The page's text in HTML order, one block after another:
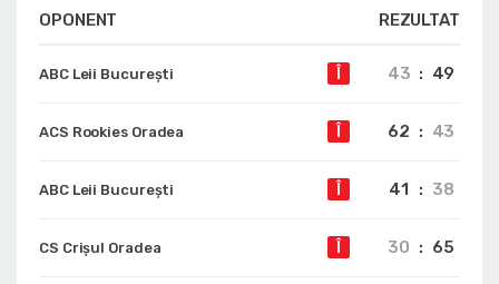
OPONENT REZULTAT
ABC Leii București 43 : 49
ACS Rookies Oradea 62 : 43
ABC Leii București 41 : 38
CS Crișul Oradea 30 : 65